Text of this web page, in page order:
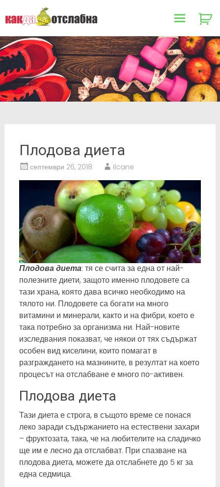
Как да отслабна
Skip
to
content
Плодова диета
септември 26, 2018 ilcane
Плодова диета: тя се счита за една от най-
полезните диети, защото именно плодовете са
тази храна, която дава всичко необходимо на
тялото ни. Плодовете са богати на много
витамини и минерали, както и на фибри, което е
така потребно за организма ни. Най-новите
изследвания показват, че някои от тях съдържат
особен вид киселини, които помагат в
разграждането на мазнините, в резултат на което
процесът на отслабване е много по-активен.
Плодова диета
Тази диета е строга, в същото време се понася
леко заради съдържанието на естествени захари
– фруктозата, така, че на любителите на сладичко
ще им е лесно да отслабват. При спазване на
плодова диета, можете да отслабнете до 5 кг за
една седмица.